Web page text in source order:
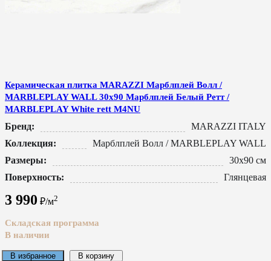
Керамическая плитка MARAZZI Марблплей Волл /
MARBLEPLAY WALL 30x90 Марблплей Белый Ретт /
MARBLEPLAY White rett M4NU
Бренд:
MARAZZI ITALY
Коллекция:
Марблплей Волл / MARBLEPLAY WALL
Размеры:
30x90 см
Поверхность:
Глянцевая
3 990 ₽/м2
Складская программа
В наличии
В избранное В корзину